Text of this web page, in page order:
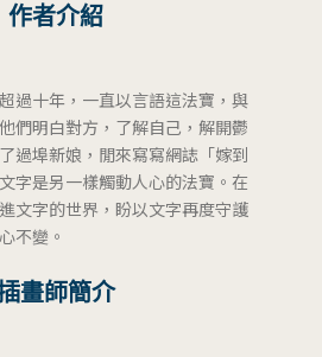
作者介紹
過十年，一直以言語這法寶，與
們明白對方，了解自己，解開鬱
過埠新娘，閒來寫寫網誌「嫁到
字是另一樣觸動人心的法寶。在
文字的世界，盼以文字再度守護
不變。
畫師簡介